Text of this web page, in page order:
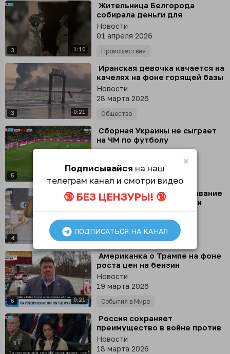
3 1:10
⁣ Жительница Белгорода
собирала деньги для
ВСУшников - ее приговорили к
22 годам лишения свободы
Новости
01 апреля 2026
Происшествия
3 0:21
⁣ Иранская девочка качается на
качелях на фоне горящей базы
у Ормузского пролива, - СМИ
Новости
28 марта 2026
Общество
5 0:13
⁣ Сборная Украины не сыграет
на ЧМ по футболу
Новости
4 0:22
⁣ Россия начала развертывание
спутниковой группировки
6 0:21
⁣ Американка о Трампе на фоне
роста цен на бензин
Новости
19 марта 2026
События в Мире
⁣ Россия сохраняет
преимущество в войне против
Украины, - глава нацразведки
США Габбард
Новости
18 марта 2026
×
Подписывайся на наш
телеграм канал и смотри видео
🔞 БЕЗ ЦЕНЗУРЫ! 🔞
ПОДПИСАТЬСЯ НА КАНАЛ